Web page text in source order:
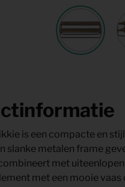
is een compacte en
slanke metalen frame
met
met een mooie